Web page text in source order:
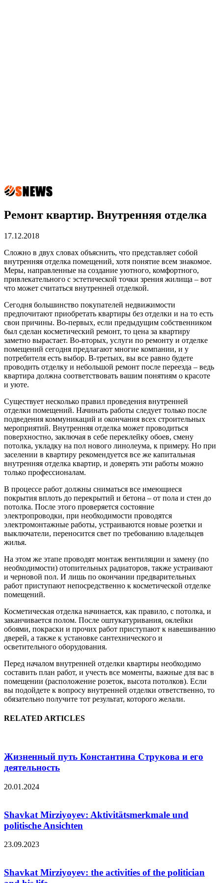
Ремонт квартир. Внутренняя отделка
17.12.2018
Сложно в двух словах объяснить, что представляет собой
внутренняя отделка помещений, хотя понятие всем знакомое.
Меры, направленные на создание уютного, комфортного,
привлекательного с эстетической точки зрения жилища – вот
что может считаться внутренней отделкой.
Сегодня большинство покупателей недвижимости
предпочитают приобретать квартиры без отделки и на то есть
свои причины. Во-первых, если предыдущим собственником
был сделан косметический ремонт, то цена за квартиру
заметно вырастает. Во-вторых, услуги по ремонту и отделке
помещений сегодня предлагают многие компании, и у
потребителя есть выбор. В-третьих, вы все равно будете
проводить отделку и небольшой ремонт после переезда – ведь
квартира должна соответствовать вашим понятиям о красоте
и уюте.
Существует несколько правил проведения внутренней
отделки помещений. Начинать работы следует только после
подведения коммуникаций и окончания всех строительных
мероприятий. Внутренняя отделка может проводиться
поверхностно, заключая в себе переклейку обоев, смену
потолка, укладку на пол нового линолеума, к примеру. Но при
заселении в квартиру рекомендуется все же капитальная
внутренняя отделка квартир, и доверять эти работы можно
только профессионалам.
В процессе работ должны сниматься все имеющиеся
покрытия вплоть до перекрытий и бетона – от пола и стен до
потолка. После этого проверяется состояние
электропроводки, при необходимости проводятся
электромонтажные работы, устраиваются новые розетки и
выключатели, переносится свет по требованию владельцев
жилья.
На этом же этапе проводят монтаж вентиляции и замену (по
необходимости) отопительных радиаторов, также устраивают
и черновой пол. И лишь по окончании предварительных
работ приступают непосредственно к косметической отделке
помещений.
Косметическая отделка начинается, как правило, с потолка, и
заканчивается полом. После оштукатуривания, оклейки
обоями, покраски и прочих работ приступают к навешиванию
дверей, а также к установке сантехнического и
осветительного оборудования.
Перед началом внутренней отделки квартиры необходимо
составить план работ, и учесть все моменты, важные для вас в
помещении (расположение розеток, высота потолков). Если
вы подойдете к вопросу внутренней отделки ответственно, то
обязательно получите тот результат, которого желали.
RELATED ARTICLES
Жизненный путь Константина Струкова и его
деятельность
20.01.2024
Shavkat Mirziyoyev: Aktivitätsmerkmale und
politische Ansichten
23.09.2023
Shavkat Mirziyoyev: the activities of the politician